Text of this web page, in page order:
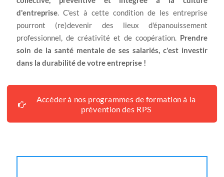
d'entreprise. C'est à cette condition de les entreprise
pourront (re)devenir des lieux d'épanouissement
professionnel, de créativité et de coopération. Prendre
soin de la santé mentale de ses salariés, c'est investir
dans la durabilité de votre entreprise !
Accéder à nos programmes de formation à la
prévention des RPS